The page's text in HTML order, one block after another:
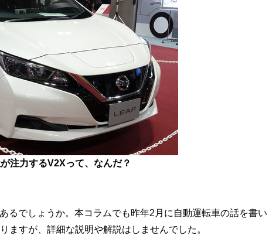
注力するV2Xって、なんだ？
るでしょうか。本コラムでも昨年2月に自動運転車の話を書い
ますが、詳細な説明や解説はしませんでした。